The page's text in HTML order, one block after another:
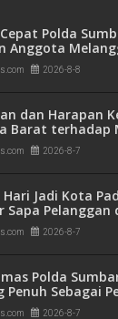
Polda
Anggota
2026-8-8
dan Harapan
Barat terhadap
2026-8-7
Jadi Kota
Sapa Pelanggan
Stasiun Padang
2026-8-7
Polda
Penuh Sebagai
2026-8-7